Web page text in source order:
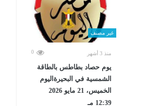
غير مصنف
منذ 3 أشهر 0
يوم حصاد بطاطس بالطاقة
الشمسية في البحيرةاليوم
الخميس، 21 مايو 2026
12:39 مـ